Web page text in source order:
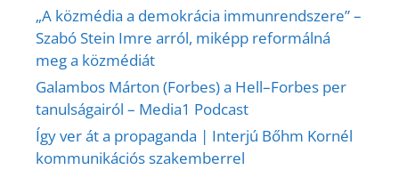
„A közmédia a demokrácia immunrendszere” –
Szabó Stein Imre arról, miképp reformálná
meg a közmédiát
Galambos Márton (Forbes) a Hell–Forbes per
tanulságairól – Media1 Podcast
Így ver át a propaganda | Interjú Bőhm Kornél
kommunikációs szakemberrel